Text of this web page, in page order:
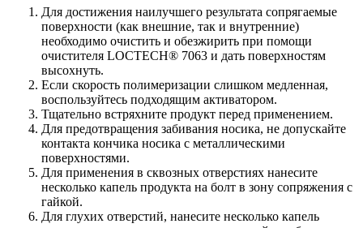
Для достижения наилучшего результата сопрягаемые
поверхности (как внешние, так и внутренние)
необходимо очистить и обезжирить при помощи
очистителя LOCTECH® 7063 и дать поверхностям
высохнуть.
Если скорость полимеризации слишком медленная,
воспользуйтесь подходящим активатором.
Тщательно встряхните продукт перед применением.
Для предотвращения забивания носика, не допускайте
контакта кончика носика с металлическими
поверхностями.
Для применения в сквозных отверстиях нанесите
несколько капель продукта на болт в зону сопряжения с
гайкой.
Для глухих отверстий, нанесите несколько капель